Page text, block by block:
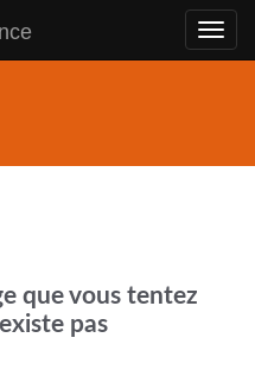
que vous tentez
pas